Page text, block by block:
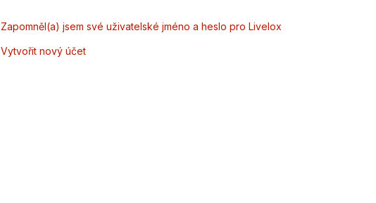
Zapomněl(a) jsem své uživatelské jméno a heslo pro Livelox
Vytvořit nový účet